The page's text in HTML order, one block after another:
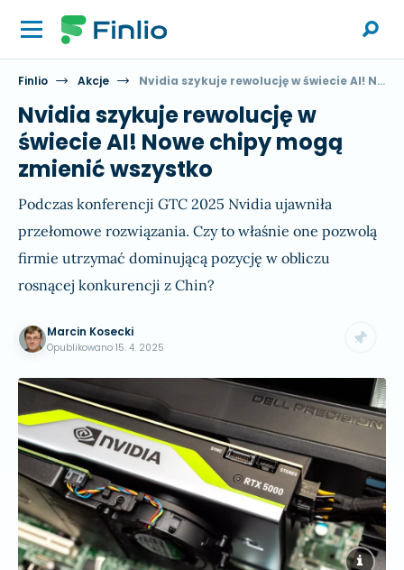
Finlio Akcje Nvidia szykuje rewolucję w świecie AI! Nowe chipy mogą zmienić wszystko
Nvidia szykuje rewolucję w
świecie AI! Nowe chipy mogą
zmienić wszystko
Podczas konferencji GTC 2025 Nvidia ujawniła
przełomowe rozwiązania. Czy to właśnie one pozwolą
firmie utrzymać dominującą pozycję w obliczu
rosnącej konkurencji z Chin?
Marcin Kosecki
Opublikowano 15. 4. 2025